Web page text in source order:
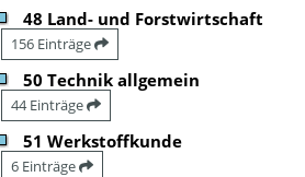
48 Land- und Forstwirtschaft
156 Einträge
50 Technik allgemein
44 Einträge
51 Werkstoffkunde
6 Einträge